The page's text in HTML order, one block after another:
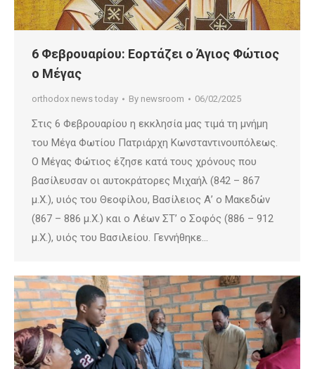
6 Φεβρουαρίου: Εορτάζει ο Άγιος Φώτιος
ο Μέγας
orthodox news today By newsroom 06/02/2025
Στις 6 Φεβρουαρίου η εκκλησία μας τιμά τη μνήμη
του Μέγα Φωτίου Πατριάρχη Κωνσταντινουπόλεως.
Ο Μέγας Φώτιος έζησε κατά τους χρόνους που
βασίλευσαν οι αυτοκράτορες Μιχαήλ (842 – 867
μ.Χ.), υιός του Θεοφίλου, Βασίλειος Α’ ο Μακεδών
(867 – 886 μ.Χ.) και ο Λέων ΣΤ’ ο Σοφός (886 – 912
μ.Χ.), υιός του Βασιλείου. Γεννήθηκε…